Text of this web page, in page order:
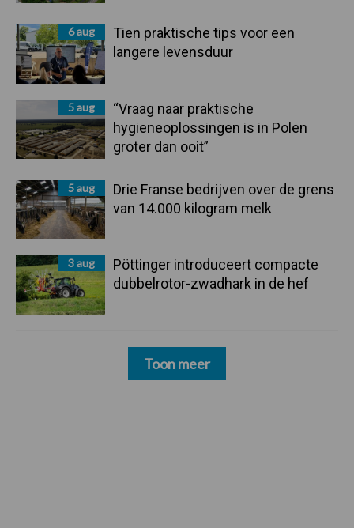
6 aug
Tien praktische tips voor een
langere levensduur
5 aug
“Vraag naar praktische
hygieneoplossingen is in Polen
groter dan ooit”
5 aug
Drie Franse bedrijven over de grens
van 14.000 kilogram melk
3 aug
Pöttinger introduceert compacte
dubbelrotor-zwadhark in de hef
Toon meer